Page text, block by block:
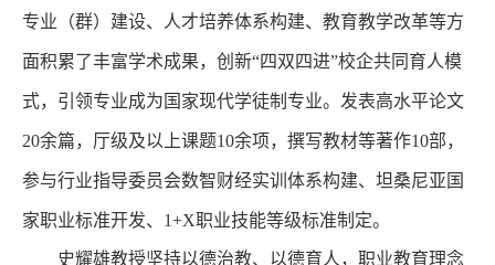
专业（群）建设、人才培养体系构建、教育教学改革等方
面积累了丰富学术成果，创新“四双四进”校企共同育人模
式，引领专业成为国家现代学徒制专业。发表高水平论文
20余篇，厅级及以上课题10余项，撰写教材等著作10部，
参与行业指导委员会数智财经实训体系构建、坦桑尼亚国
家职业标准开发、1+X职业技能等级标准制定。
史耀雄教授坚持以德治教、以德育人，职业教育理念